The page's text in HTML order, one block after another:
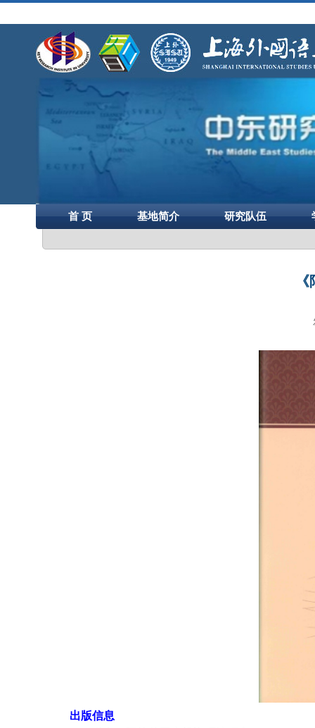
首 页 基地简介 研究队伍
出版信息